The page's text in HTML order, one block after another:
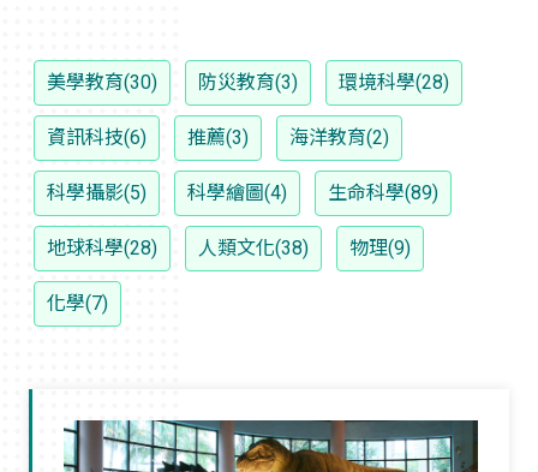
美學教育(30) 防災教育(3) 環境科學(28)
資訊科技(6) 推薦(3) 海洋教育(2)
科學攝影(5) 科學繪圖(4) 生命科學(89)
地球科學(28) 人類文化(38) 物理(9)
化學(7)